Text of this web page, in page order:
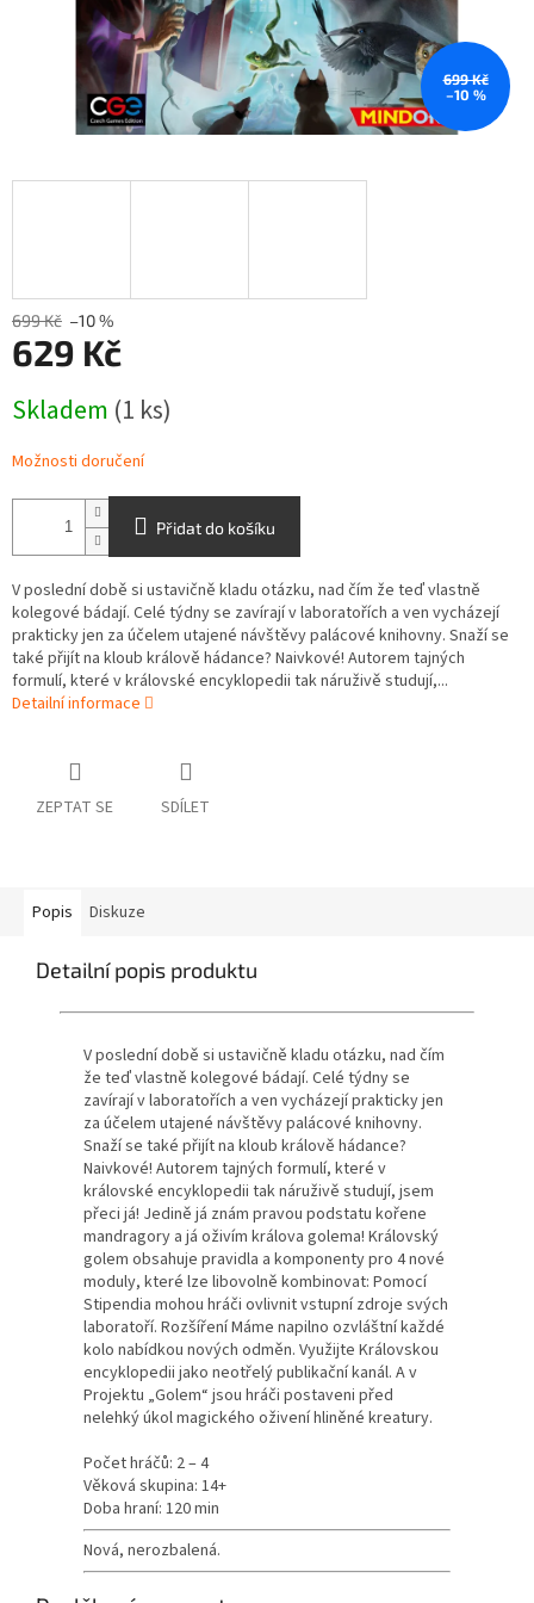
699 Kč
–10 %
699 Kč –10 %
629 Kč
cena:
Skladem (1 ks)
Možnosti doručení
Přidat do košíku
V poslední době si ustavičně kladu otázku, nad čím že teď vlastně
kolegové bádají. Celé týdny se zavírají v laboratořích a ven vycházejí
prakticky jen za účelem utajené návštěvy palácové knihovny. Snaží se
také přijít na kloub králově hádance? Naivkové! Autorem tajných
formulí, které v královské encyklopedii tak náruživě studují,...
Detailní informace
ZEPTAT SE SDÍLET
Popis Diskuze
Detailní popis produktu
V poslední době si ustavičně kladu otázku, nad čím
že teď vlastně kolegové bádají. Celé týdny se
zavírají v laboratořích a ven vycházejí prakticky jen
za účelem utajené návštěvy palácové knihovny.
Snaží se také přijít na kloub králově hádance?
Naivkové! Autorem tajných formulí, které v
královské encyklopedii tak náruživě studují, jsem
přeci já! Jedině já znám pravou podstatu kořene
mandragory a já oživím králova golema! Královský
golem obsahuje pravidla a komponenty pro 4 nové
moduly, které lze libovolně kombinovat: Pomocí
Stipendia mohou hráči ovlivnit vstupní zdroje svých
laboratoří. Rozšíření Máme napilno ozvláštní každé
kolo nabídkou nových odměn. Využijte Královskou
encyklopedii jako neotřelý publikační kanál. A v
Projektu „Golem“ jsou hráči postaveni před
nelehký úkol magického oživení hliněné kreatury.
Počet hráčů: 2 – 4
Věková skupina: 14+
Doba hraní: 120 min
Nová, nerozbalená.